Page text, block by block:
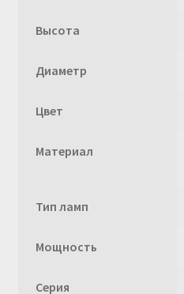
Высота
Диаметр
Цвет
Материал
Тип ламп
Мощность
Серия